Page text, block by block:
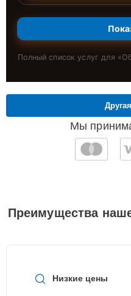
Полный список услуг для «
Мы
Преимущества
Низкие цены